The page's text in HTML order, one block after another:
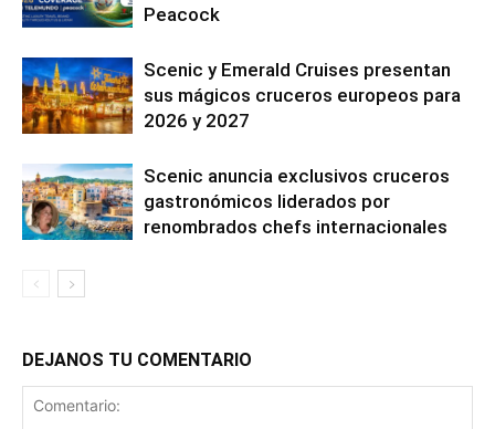
Peacock
Scenic y Emerald Cruises presentan
sus mágicos cruceros europeos para
2026 y 2027
Scenic anuncia exclusivos cruceros
gastronómicos liderados por
renombrados chefs internacionales
DEJANOS TU COMENTARIO